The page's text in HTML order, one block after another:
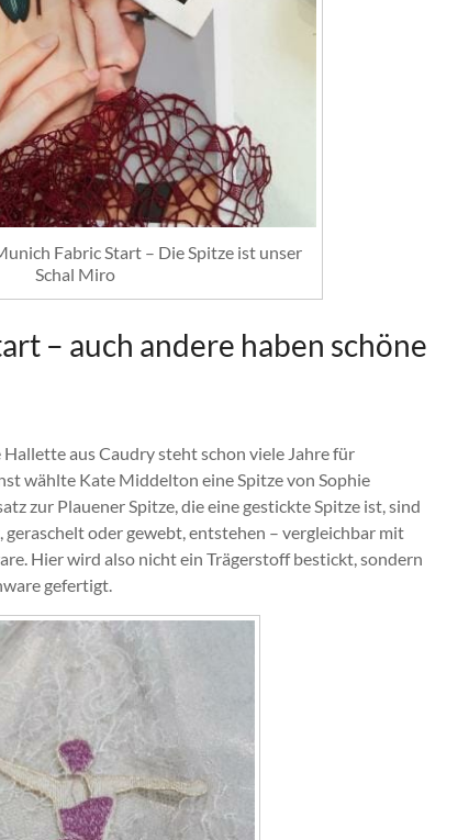
Fabric Start – Die Spitze ist unser
Schal Miro
– auch andere haben schöne
aus Caudry steht schon viele Jahre für
wählte Kate Middelton eine Spitze von Sophie
zur Plauener Spitze, die eine gestickte Spitze ist, sind
oder gewebt, entstehen – vergleichbar mit
Hier wird also nicht ein Trägerstoff bestickt, sondern
gefertigt.